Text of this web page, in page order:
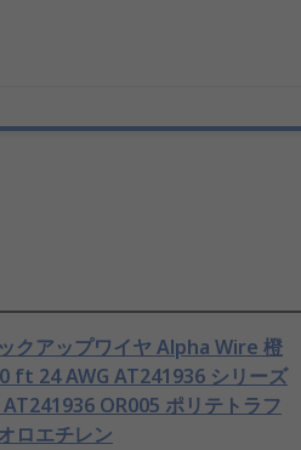
クアップワイヤ Alpha Wire 橙
ft 24 AWG AT241936 シリーズ
AT241936 OR005 ポリテトラフ
ロエチレン